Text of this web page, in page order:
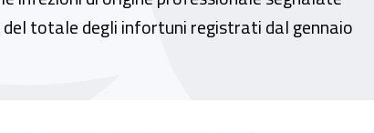
totale degli infortuni registrati dal gennaio